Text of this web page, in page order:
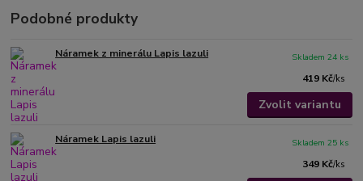
Podobné produkty
Náramek z minerálu Lapis lazuli
419 Kč/ks
Skladem 24 ks
Zvolit variantu
Náramek Lapis lazuli
349 Kč/ks
Skladem 25 ks